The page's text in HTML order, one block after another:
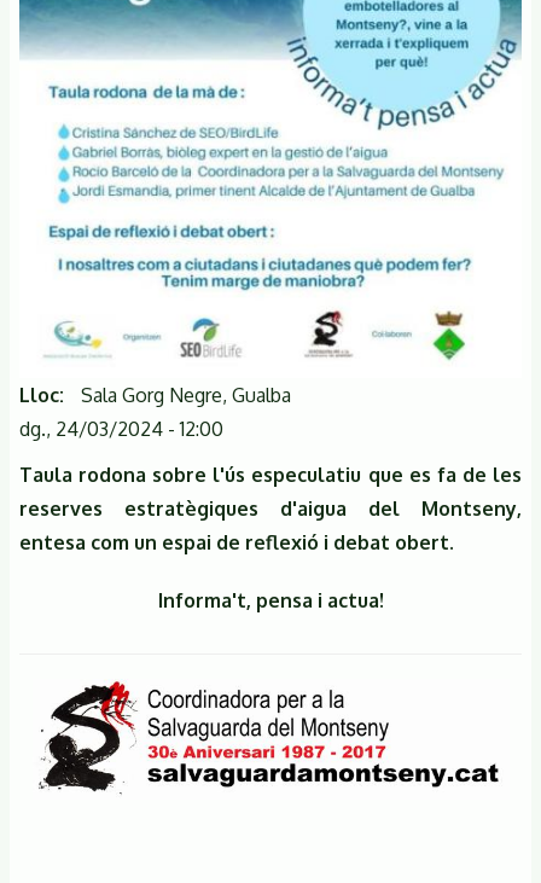
Lloc
Sala Gorg Negre, Gualba
dg., 24/03/2024 - 12:00
Taula rodona sobre l'ús especulatiu que es fa de les
reserves estratègiques d'aigua del Montseny,
entesa com un espai de reflexió i debat obert.
Informa't, pensa i actua!